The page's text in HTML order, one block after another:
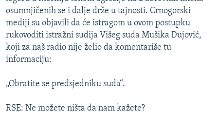
DNEVNO@RSE
SPECIJALI RSE
VIŠE OD NASLOVA
GENOCID U SREBRENICI
POST SCRIPTUM
PRATITE NAS
Sve RFE/RL stranice
osumnjičenih se i dalje drže u tajnosti. Crnogorski
mediji su objavili da će istragom u ovom postupku
rukovoditi istražni sudija Višeg suda Mušika Dujović,
koji za naš radio nije želio da komentariše tu
informaciju:
„Obratite se predsjedniku suda“.
RSE: Ne možete ništa da nam kažete?